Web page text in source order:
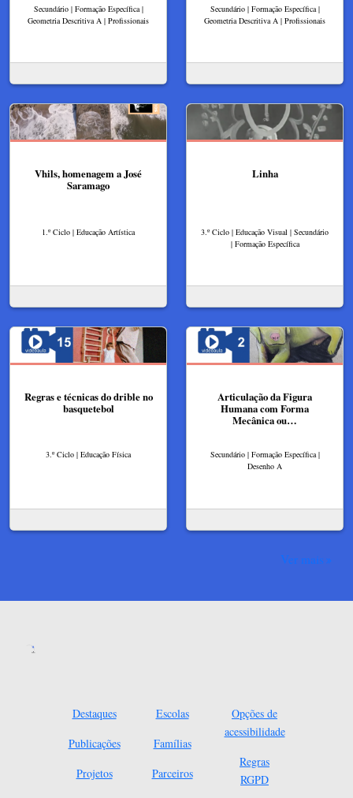
Secundário | Formação Específica |
Geometria Descritiva A | Profissionais
Secundário | Formação Específica |
Geometria Descritiva A | Profissionais
Vhils, homenagem a José
Saramago
1.º Ciclo | Educação Artística
Linha
3.º Ciclo | Educação Visual | Secundário
| Formação Específica
Regras e técnicas do drible no
basquetebol
3.º Ciclo | Educação Física
Articulação da Figura
Humana com Forma
Mecânica ou…
Secundário | Formação Específica |
Desenho A
Ver mais
Destaques
Publicações
Projetos
Escolas
Famílias
Parceiros
Opções de
acessibilidade
Regras
RGPD